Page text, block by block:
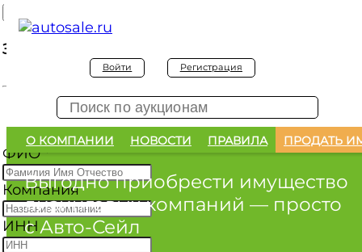
Войти Регистрация
О КОМПАНИИ НОВОСТИ ПРАВИЛА ПРОДАТЬ
Выгодно приобрести имущество
лизинговых компаний — просто
с Авто-Сейл
Заявка на покупку
Заявка на покупку изъятого а/м
ФИО*
Компания
ИНН